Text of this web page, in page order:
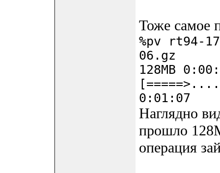
Тоже самое
%pv rt94-
06.gz
128MB
0:01:07
Наглядно
прошло
операция